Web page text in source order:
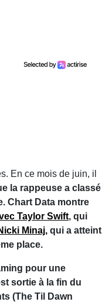
En ce mois de juin, il
la rappeuse a classé
Chart Data montre
Taylor Swift, qui
Minaj, qui a atteint
place.
pour une
sortie à la fin du
(The Til Dawn